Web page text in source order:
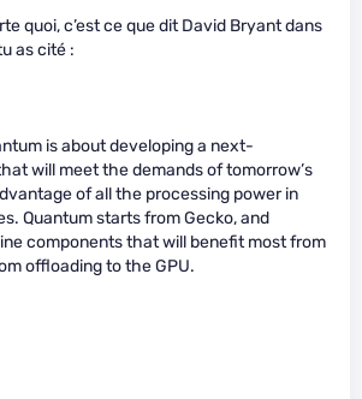
quoi, c’est ce que dit David Bryant dans
as cité :
is about developing a next-
will meet the demands of tomorrow’s
of all the processing power in
Quantum starts from Gecko, and
components that will benefit most from
offloading to the GPU.